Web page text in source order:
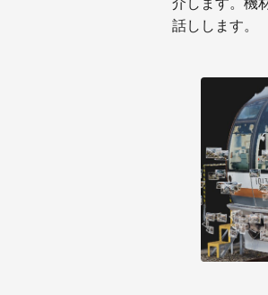
介します。機
話しします。